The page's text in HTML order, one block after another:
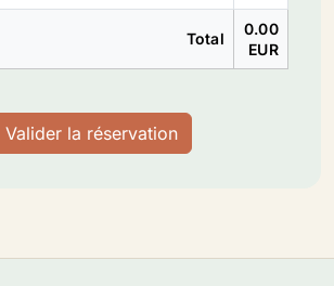
Total
0.00
EUR
Valider la réservation